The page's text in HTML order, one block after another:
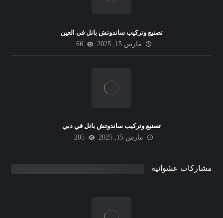
تصنيع وتركيب ساندوتش بانل في العين
مارس 15, 2025
66
تصنيع وتركيب ساندوتش بانل في دبي
مارس 15, 2025
205
مشاركات عشوائية